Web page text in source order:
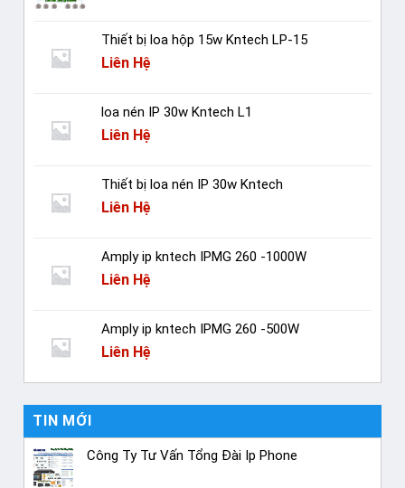
Thiết bị loa hộp 15w Kntech LP-15
Liên Hệ
loa nén IP 30w Kntech L1
Liên Hệ
Thiết bị loa nén IP 30w Kntech
Liên Hệ
Amply ip kntech IPMG 260 -1000W
Liên Hệ
Amply ip kntech IPMG 260 -500W
Liên Hệ
TIN MỚI
Công Ty Tư Vấn Tổng Đài Ip Phone